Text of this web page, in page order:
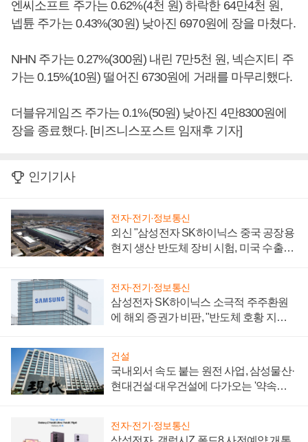
엔씨소프트 주가는 0.62%(4천 원) 하락한 64만4천 원,
넵튠 주가는 0.43%(30원) 낮아진 6970원에 장을 마쳤다.
NHN 주가는 0.27%(300원) 내린 7만5천 원, 넥슨지티 주
가는 0.15%(10원) 떨어진 6730원에 거래를 마무리했다.
더블유게임즈 주가는 0.1%(50원) 낮아진 4만8300원에
장을 종료했다. [비즈니스포스트 임재후 기자]
인기기사
전자·전기·정보통신
외신 "삼성전자 SK하이닉스 중국 공장용
현지 생산 반도체 장비 시험, 미국 수출통
전자·전기·정보통신
삼성전자 SK하이닉스 소극적 주주환원
에 해외 증권가 비판, "반도체 호황 지속
건설
국내외서 속도 붙는 원전 사업, 삼성물산·
현대건설·대우건설에 다가오는 '약속의
전자·전기·정보통신